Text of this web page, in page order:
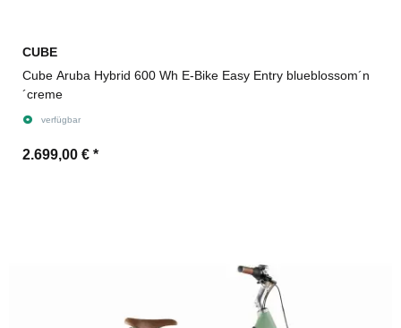
CUBE
Cube Aruba Hybrid 600 Wh E-Bike Easy Entry blueblossom´n
´creme
verfügbar
2.699,00 € *